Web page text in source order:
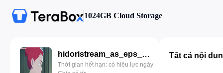
1024GB Cloud Storage
hidoristream_as_eps_16.mp4
Thời gian hết hạn: có hiệu lực ngày
Tất cả nội